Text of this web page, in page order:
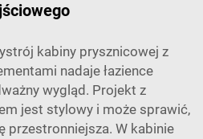
kabiny prysznicowej z
nadaje łazience
wygląd. Projekt z
jest stylowy i może sprawić,
przestronniejsza. W kabinie